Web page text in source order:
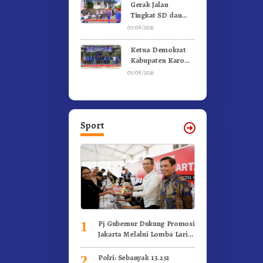
Gerak Jalan
Tingkat SD dan
SMP Untuk
Ke-81 Dibuka
Sekda Karo
07/08/2026
Ketua Demokrat
Kabupaten Karo
Pimpin Laskar Biru
07/08/2026
Sport
1
Pj Gubernur Dukung Promosi
Jakarta Melalui Lomba Lari
Polri: Sebanyak 13.251